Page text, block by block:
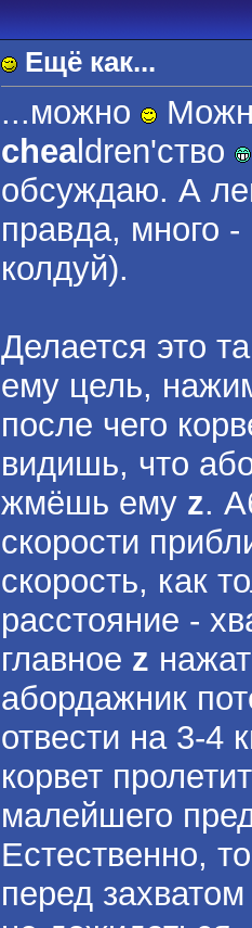
Ещё как...
...можно
chealdren'ство
обсуждаю. А
правда, много
колдуй).
Делается это
ему цель,
после чего
видишь, что
жмёшь ему z.
скорости
скорость, как
расстояние -
главное z
абордажник
отвести на 3-4
корвет
малейшего
Естественно,
перед